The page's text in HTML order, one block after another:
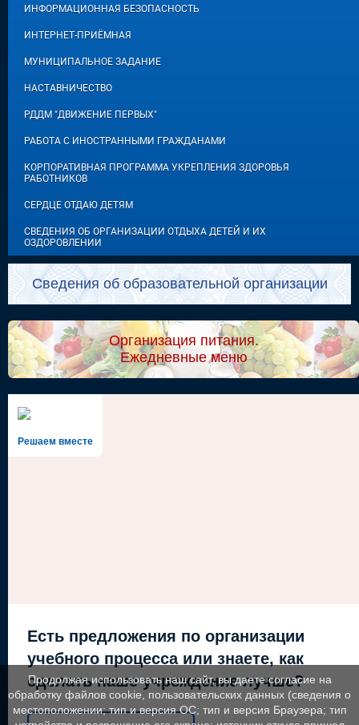
ИНФОРМАЦИОННАЯ БЕЗОПАСНОСТЬ
ИНТЕРНЕТ-ПРИЁМНАЯ
МУНИЦИПАЛЬНОЕ ЗАДАНИЕ
НАСТАВНИЧЕСТВО
РДДМ "ДВИЖЕНИЕ ПЕРВЫХ"
РАБОТА С ИНОСТРАННЫМИ ГРАЖДАНАМИ
КОРПОРАТИВНАЯ ПРОГРАММА УКРЕПЛЕНИЯ ЗДОРОВЬЯ
РАБОТНИКОВ
СЕРДЦЕ ОТДАЮ ДЕТЯМ
СВЕДЕНИЯ ОБ ОРГАНИЗАЦИИ ОТДЫХА ДЕТЕЙ И ИХ
ОЗДОРОВЛЕНИИ
Сведения об образовательной организации
Организация питания.
Ежедневные меню
Решаем вместе
Есть предложения по организации
учебного процесса или знаете, как
сделать наше учреждение лучше?
Продолжая использовать наш сайт, вы даете согласие на
обработку файлов cookie, пользовательских данных (сведения о
местоположении; тип и версия ОС; тип и версия Браузера; тип